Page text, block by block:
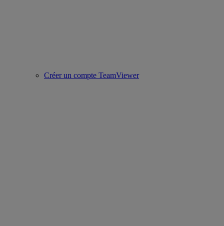
Créer un compte TeamViewer